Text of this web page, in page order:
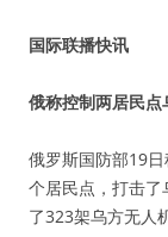
国际联播快讯
俄称控制两居民
俄罗斯国防部19
个居民点，打击
了323架乌方无人